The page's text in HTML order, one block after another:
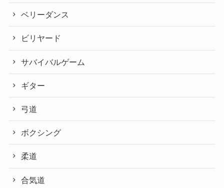
ベリーダンス
ビリヤード
サバイバルゲーム
ギター
弓道
ボクシング
柔道
合気道